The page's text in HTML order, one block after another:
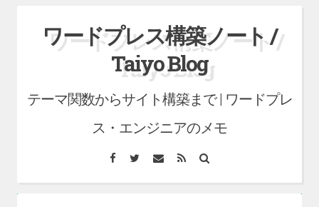
ッ
ワードプレス構築ノート /
Taiyo Blog
テーマ関数からサイト構築まで | ワードプレ
ス・エンジニアのメモ
Facebook
Twitterメ
RSS